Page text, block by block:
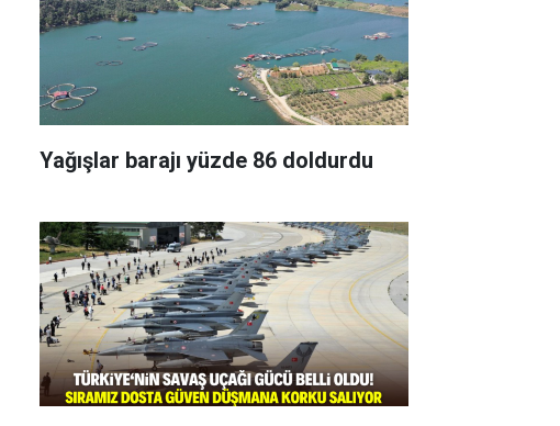
Yağışlar barajı yüzde 86 doldurdu